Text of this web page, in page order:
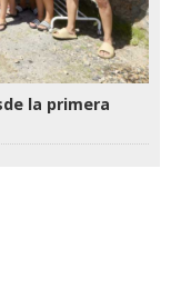
la primera